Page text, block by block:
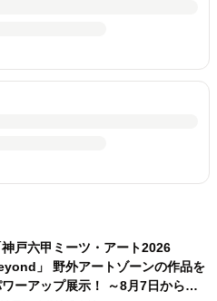
神戸六甲ミーツ・アート2026
」 野外アートゾーンの作品を
ーアップ展示！ ～8月7日からは